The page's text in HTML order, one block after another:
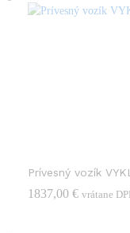
Prívesný vozík
1837,00 € vrátane